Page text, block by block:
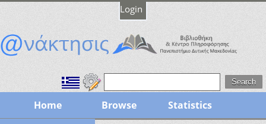
Login
Home Browse Statistics